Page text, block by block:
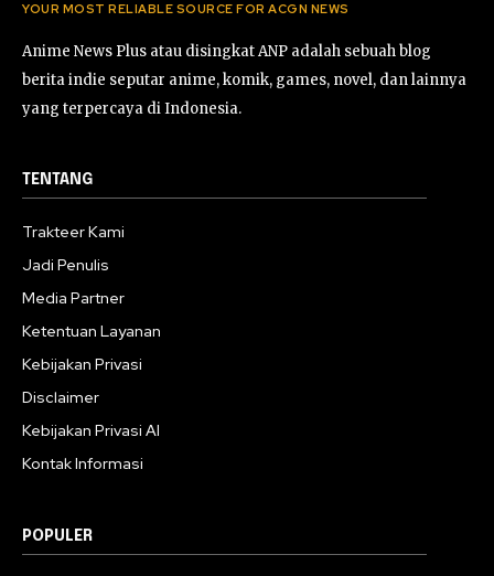
YOUR MOST RELIABLE SOURCE FOR ACGN NEWS
Anime News Plus atau disingkat ANP adalah sebuah blog
berita indie seputar anime, komik, games, novel, dan lainnya
yang terpercaya di Indonesia.
TENTANG
Trakteer Kami
Jadi Penulis
Media Partner
Ketentuan Layanan
Kebijakan Privasi
Disclaimer
Kebijakan Privasi AI
Kontak Informasi
POPULER